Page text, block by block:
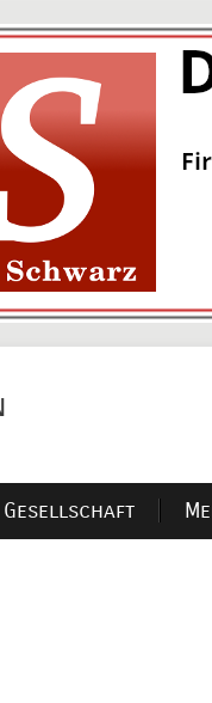
Gesellschaft